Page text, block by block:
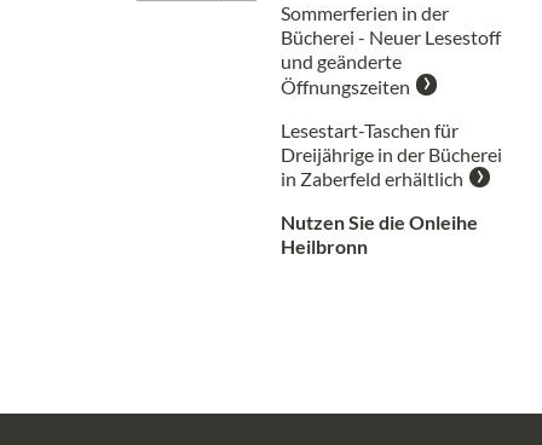
Sommerferien in der
Bücherei - Neuer Lesestoff
und geänderte
Öffnungszeiten
Lesestart-Taschen für
Dreijährige in der Bücherei
in Zaberfeld erhältlich
Nutzen Sie die Onleihe
Heilbronn